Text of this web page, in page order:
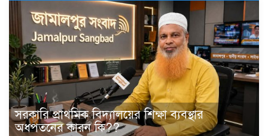
সরকারি প্রাথমিক বিদ্যালয়ের শিক্ষা ব্যবস্থার
অধপতনের কারন কি??